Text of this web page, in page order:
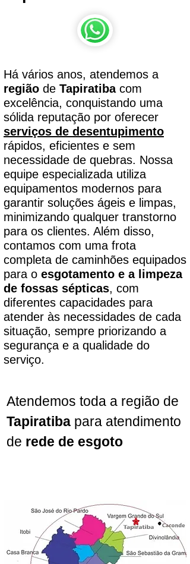
Há vários anos, atendemos a
região de Tapiratibacom
excelência, conquistando uma
sólida reputação por oferecer
serviços de desentupimento
rápidos, eficientes e sem
necessidade de quebras. Nossa
equipe especializada utiliza
equipamentos modernos para
garantir soluções ágeis e limpas,
minimizando qualquer transtorno
para os clientes. Além disso,
contamos com uma frota
completa de caminhões equipados
para o esgotamento e a limpeza
de fossas sépticas, com
diferentes capacidades para
atender às necessidades de cada
situação, sempre priorizando a
segurança e a qualidade do
serviço.
Atendemos toda a região de
Tapiratiba para atendimento
de rede de esgoto